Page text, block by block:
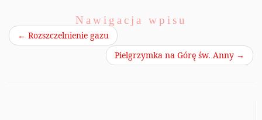
Nawigacja wpisu
← Rozszczelnienie gazu
Pielgrzymka na Górę św. Anny →